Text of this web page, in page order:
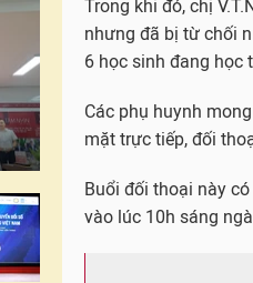
Buổi đối thoại này
vào lúc 10h sáng